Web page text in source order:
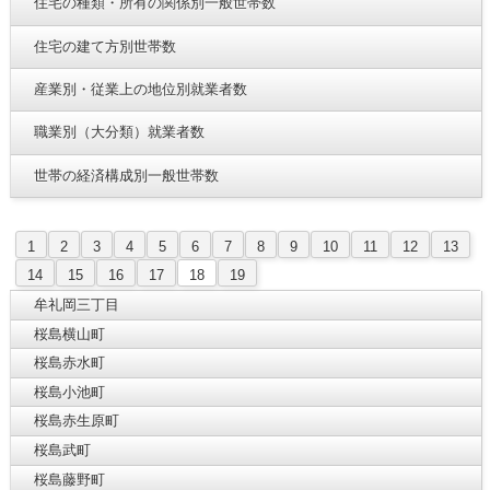
住宅の建て方別世帯数
産業別・従業上の地位別就業者数
職業別（大分類）就業者数
世帯の経済構成別一般世帯数
1 2 3 4 5 6 7 8 9 10 11 12
13
14
15 16 17 18
19
牟礼岡三丁目
桜島横山町
桜島赤水町
桜島小池町
桜島赤生原町
桜島武町
桜島藤野町